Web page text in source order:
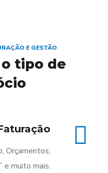
E GESTÃO
tipo de
Orçamentos,
e muito mais.